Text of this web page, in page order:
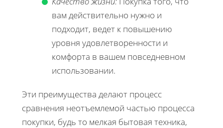
вам действительно нужно и
подходит, ведет к повышению
уровня удовлетворенности и
комфорта в вашем повседневном
использовании.
Эти преимущества делают процесс
сравнения неотъемлемой частью процесса
покупки, будь то мелкая бытовая техника,